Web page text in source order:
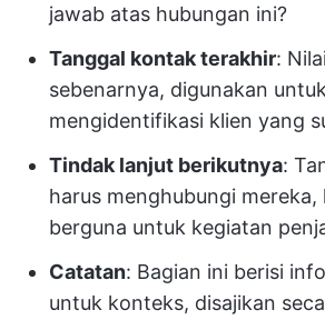
jawab atas hubungan ini?
Tanggal kontak terakhir:
sebenarnya, digunakan untuk
mengidentifikasi klien yang
Tindak lanjut berikutnya:
harus menghubungi mereka,
berguna untuk kegiatan
Catatan: Bagian ini berisi
untuk konteks, disajikan